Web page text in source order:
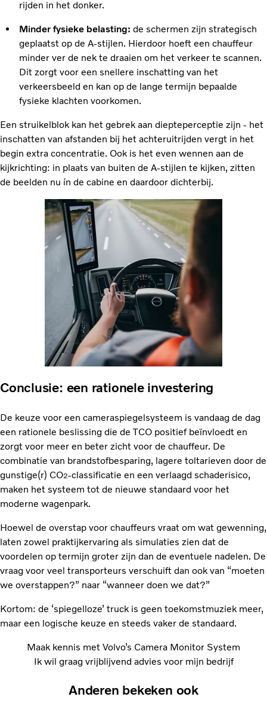
rijden in het donker.
Minder fysieke belasting: de schermen zijn strategisch
geplaatst op de A-stijlen. Hierdoor hoeft een chauffeur
minder ver de nek te draaien om het verkeer te scannen.
Dit zorgt voor een snellere inschatting van het
verkeersbeeld en kan op de lange termijn bepaalde
fysieke klachten voorkomen.
Een struikelblok kan het gebrek aan diepteperceptie zijn - het
inschatten van afstanden bij het achteruitrijden vergt in het
begin extra concentratie. Ook is het even wennen aan de
kijkrichting: in plaats van buiten de A-stijlen te kijken, zitten
de beelden nu ín de cabine en daardoor dichterbij.
Conclusie: een rationele investering
De keuze voor een cameraspiegelsysteem is vandaag de dag
een rationele beslissing die de TCO positief beïnvloedt en
zorgt voor meer en beter zicht voor de chauffeur. De
combinatie van brandstofbesparing, lagere toltarieven door de
gunstige(r) CO2-classificatie en een verlaagd schaderisico,
maken het systeem tot de nieuwe standaard voor het
moderne wagenpark.
Hoewel de overstap voor chauffeurs vraat om wat gewenning,
laten zowel praktijkervaring als simulaties zien dat de
voordelen op termijn groter zijn dan de eventuele nadelen. De
vraag voor veel transporteurs verschuift dan ook van “moeten
we overstappen?” naar “wanneer doen we dat?”
Kortom: de ‘spiegelloze’ truck is geen toekomstmuziek meer,
maar een logische keuze en steeds vaker de standaard.
Maak kennis met Volvo’s Camera Monitor System
Ik wil graag vrijblijvend advies voor mijn bedrijf
Anderen bekeken ook